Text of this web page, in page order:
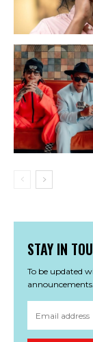
STAY IN
To be updated
announcements.